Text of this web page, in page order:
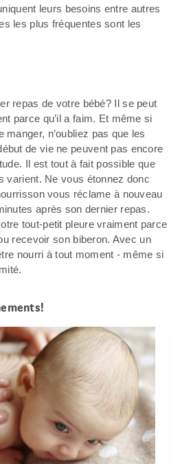
leurs besoins entre autres
les plus fréquentes sont les
repas de votre bébé? Il se peut
parce qu’il a faim. Et même si
manger, n’oubliez pas que les
de vie ne peuvent pas encore
Il est tout à fait possible que
varient. Ne vous étonnez donc
vous réclame à nouveau
après son dernier repas.
tout-petit pleure vraiment parce
recevoir son biberon. Avec un
nourri à tout moment - même si